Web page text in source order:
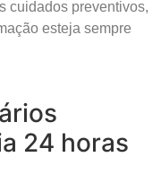
cuidados preventivos,
esteja sempre
24 horas